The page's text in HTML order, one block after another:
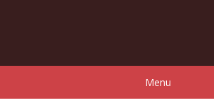
Menu